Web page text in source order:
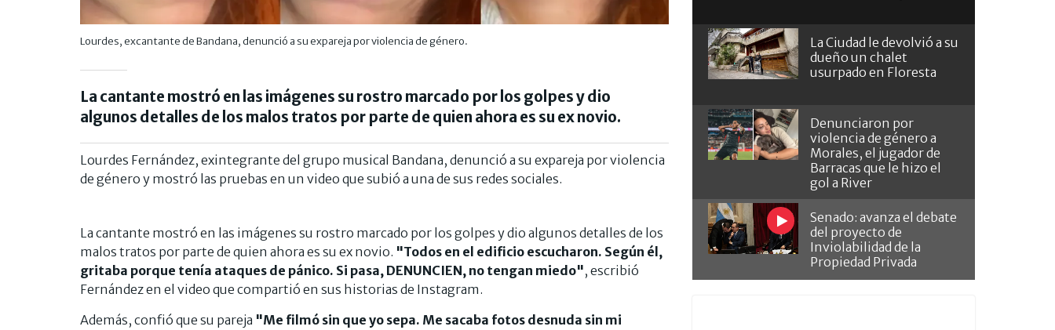
Lourdes, excantante de Bandana, denunció a su expareja por violencia de género.
La cantante mostró en las imágenes su rostro marcado por los golpes y dio
algunos detalles de los malos tratos por parte de quien ahora es su ex novio.
Lourdes Fernández, exintegrante del grupo musical Bandana, denunció a su expareja por violencia
de género y mostró las pruebas en un video que subió a una de sus redes sociales.
La cantante mostró en las imágenes su rostro marcado por los golpes y dio algunos detalles de los
malos tratos por parte de quien ahora es su ex novio. "Todos en el edificio escucharon. Según él,
gritaba porque tenía ataques de pánico. Si pasa, DENUNCIEN, no tengan miedo", escribió
Fernández en el video que compartió en sus historias de Instagram.
Además, confió que su pareja "Me filmó sin que yo sepa. Me sacaba fotos desnuda sin mi
La Ciudad le devolvió a su
dueño un chalet
usurpado en Floresta
Denunciaron por
violencia de género a
Morales, el jugador de
Barracas que le hizo el
gol a River
Senado: avanza el debate
del proyecto de
Inviolabilidad de la
Propiedad Privada